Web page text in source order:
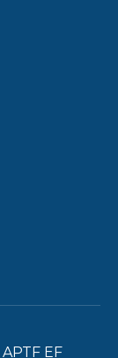
APTF EF